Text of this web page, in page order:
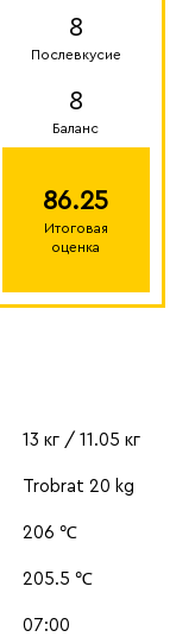
8
Послевкусие
8
Баланс
86.25
Итоговая
оценка
13 кг / 11.05 кг
Trobrat 20 kg
206 ℃
205.5 ℃
07:00